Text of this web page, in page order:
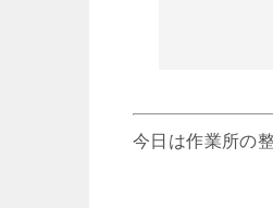
今日は作業所の